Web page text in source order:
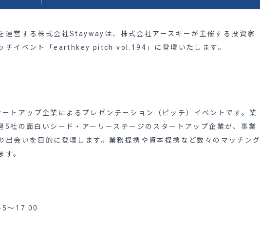
運営する株式会社Staywayは、株式会社アースキーが主催する投資家
チイベント「earthkey pitch vol.194」に登壇いたします。
トアップ企業によるプレゼンテーション（ピッチ）イベントです。業
5社の面白いシード・アーリーステージのスタートアップ企業が、事業
出会いを目的に登壇します。業務提携や資本提携など数々のマッチング
す。
～17:00